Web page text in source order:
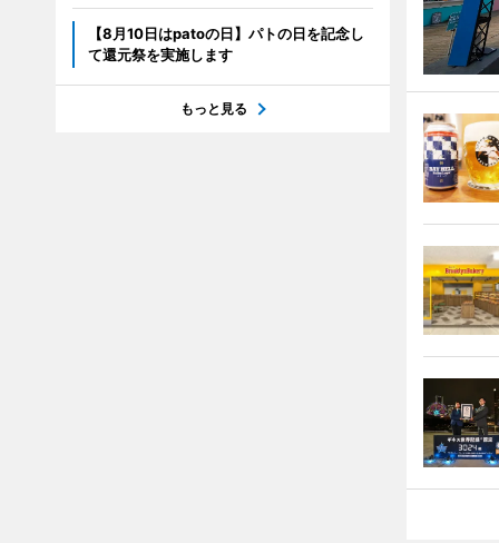
【8月10日はpatoの日】パトの日を記念し
て還元祭を実施します
もっと見る